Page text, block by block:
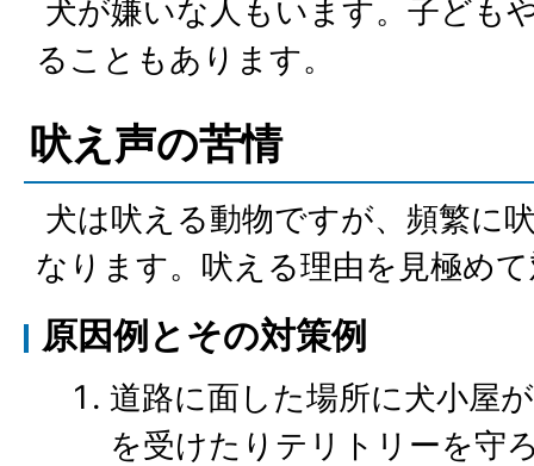
犬が嫌いな人もいます。子ども
ることもあります。
吠え声の苦情
犬は吠える動物ですが、頻繁に
なります。吠える理由を見極め
原因例とその対策例
道路に面した場所に犬小屋
を受けたりテリトリーを守